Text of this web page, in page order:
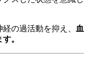
の過活動を抑え、
血
。